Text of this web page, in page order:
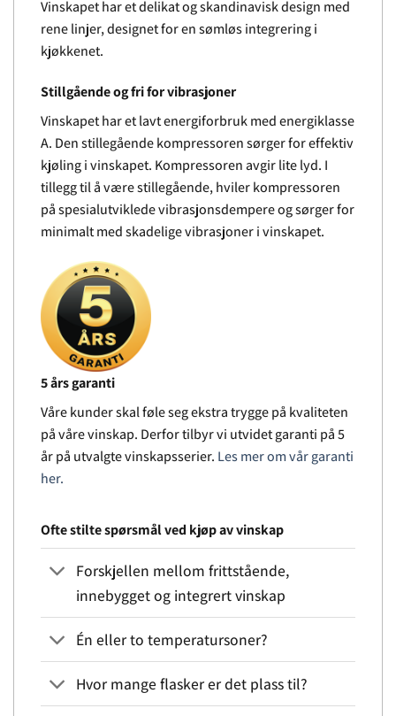
Vinskapet har et delikat og skandinavisk design med
rene linjer, designet for en sømløs integrering i
kjøkkenet.
Stillgående og fri for vibrasjoner
Vinskapet har et lavt energiforbruk med energiklasse
A. Den stillegående kompressoren sørger for effektiv
kjøling i vinskapet. Kompressoren avgir lite lyd. I
tillegg til å være stillegående, hviler kompressoren
på spesialutviklede vibrasjonsdempere og sørger for
minimalt med skadelige vibrasjoner i vinskapet.
5 års garanti
Våre kunder skal føle seg ekstra trygge på kvaliteten
på våre vinskap. Derfor tilbyr vi utvidet garanti på 5
år på utvalgte vinskapsserier. Les mer om vår garanti
her.
Ofte stilte spørsmål ved kjøp av vinskap
Forskjellen mellom frittstående,
innebygget og integrert vinskap
Én eller to temperatursoner?
Hvor mange flasker er det plass til?